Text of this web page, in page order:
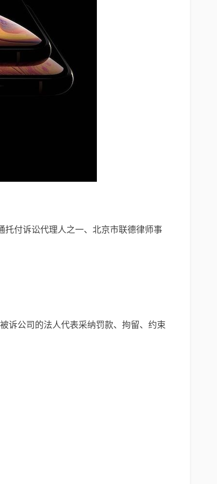
托付诉讼代理人之一、北京市联德律师事
诉公司的法人代表采纳罚款、拘留、约束